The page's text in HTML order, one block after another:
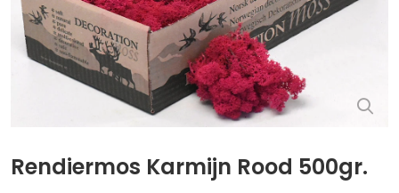
Rendiermos Karmijn Rood 500gr.